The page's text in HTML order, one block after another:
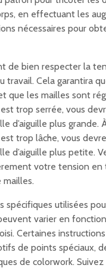
en effectuant les
nécessaires pour
de bien respecter la
travail. Cela garantira
que les mailles sont
trop serrée, vous
d’aiguille plus grande.
trop lâche, vous
d’aiguille plus petite.
votre tension en
spécifiques utilisées
varier en
Certaines
de points spéciaux,
de colorwork. Suivez